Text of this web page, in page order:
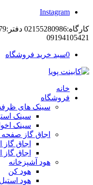
Instagram
09194105421
0سبد خرید فروشگاه
خانه
فروشگاه
سینک های
سینک
سینک
اجاق گاز صفحه
اجاق گاز
اجاق گاز
هود آشپزخانه
هود کن
هود استیل